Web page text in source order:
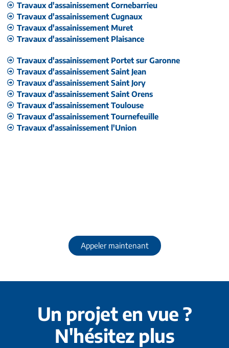
Travaux d'assainissement Cornebarrieu
Travaux d'assainissement Cugnaux
Travaux d'assainissement Muret
Travaux d'assainissement Plaisance
Travaux d'assainissement Portet sur Garonne
Travaux d'assainissement Saint Jean
Travaux d'assainissement Saint Jory
Travaux d'assainissement Saint Orens
Travaux d'assainissement Toulouse
Travaux d'assainissement Tournefeuille
Travaux d'assainissement l'Union
Appeler maintenant
Un projet en vue ?
N'hésitez plus